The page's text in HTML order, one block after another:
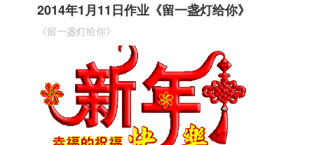
2014年1月11日作业《留一盏灯给你》
《留一盏灯给你》